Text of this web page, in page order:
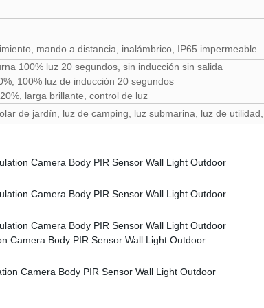
mando a distancia, inalámbrico, IP65 impermeable
100% luz 20 segundos, sin inducción sin salida
100% luz de inducción 20 segundos
larga brillante, control de luz
de jardín, luz de camping, luz submarina, luz de